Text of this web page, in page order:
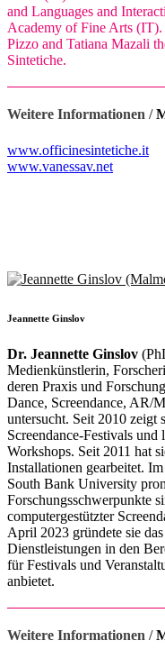
and Languages and
Academy of Fine Arts
Pizzo and Tatiana Mazali
Sintetiche.
Weitere Informationen /
www.officinesintetiche.it
www.vanessav.net
Jeannette Ginslov
Dr. Jeannette Ginslov
Medienkünstlerin,
deren Praxis und
Dance, Screendance, AR/
untersucht. Seit 2010 zeigt
Screendance-Festivals
Workshops. Seit 2011 hat
Installationen gearbeitet.
South Bank University
Forschungsschwerpunkte
computergestützter
April 2023 gründete sie
Dienstleistungen in den
für Festivals und
anbietet.
Weitere Informationen /